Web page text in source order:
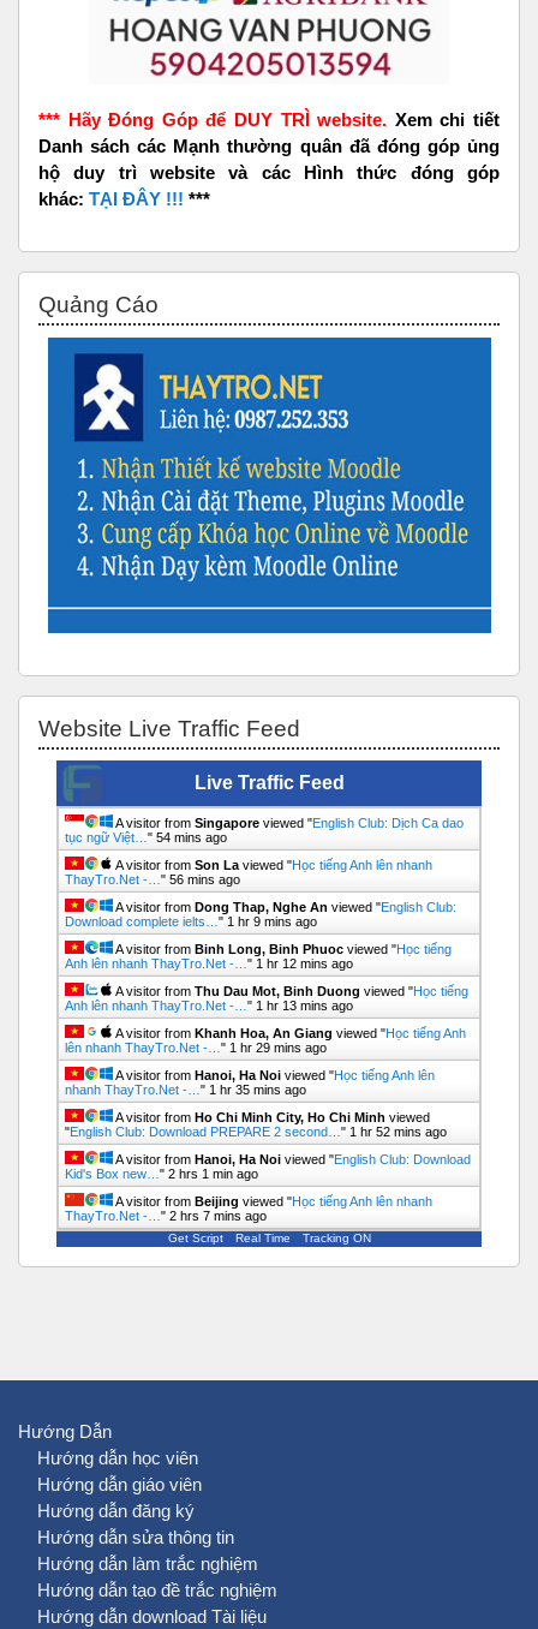
*** Hãy Đóng Góp để DUY TRÌ website. Xem chi tiết
Danh sách các Mạnh thường quân đã đóng góp ủng
hộ duy trì website và các Hình thức đóng góp
khác: TẠI ĐÂY !!! ***
Quảng Cáo
Website Live Traffic Feed
Live Traffic Feed
A visitor from Singapore viewed "English Club: Dịch Ca dao
tục ngữ Việt… " 54 mins ago
A visitor from Son La viewed "Học tiếng Anh lên nhanh
ThayTro.Net -… " 56 mins ago
A visitor from Dong Thap, Nghe An viewed "English Club:
Download complete ielts… " 1 hr 9 mins ago
A visitor from Binh Long, Binh Phuoc viewed "Học tiếng
Anh lên nhanh ThayTro.Net -… " 1 hr 12 mins ago
A visitor from Thu Dau Mot, Binh Duong viewed "Học tiếng
Anh lên nhanh ThayTro.Net -… " 1 hr 13 mins ago
A visitor from Khanh Hoa, An Giang viewed "Học tiếng Anh
lên nhanh ThayTro.Net -… " 1 hr 29 mins ago
A visitor from Hanoi, Ha Noi viewed "Học tiếng Anh lên
nhanh ThayTro.Net -… " 1 hr 35 mins ago
A visitor from Ho Chi Minh City, Ho Chi Minh viewed
"English Club: Download PREPARE 2 second… " 1 hr 52 mins ago
A visitor from Hanoi, Ha Noi viewed "English Club: Download
Kid's Box new… " 2 hrs 2 mins ago
A visitor from Beijing viewed "Học tiếng Anh lên nhanh
ThayTro.Net -… " 2 hrs 7 mins ago
Get Script Real Time Tracking ON
Hướng Dẫn
Hướng dẫn học viên
Hướng dẫn giáo viên
Hướng dẫn đăng ký
Hướng dẫn sửa thông tin
Hướng dẫn làm trắc nghiệm
Hướng dẫn tạo đề trắc nghiệm
Hướng dẫn download Tài liệu